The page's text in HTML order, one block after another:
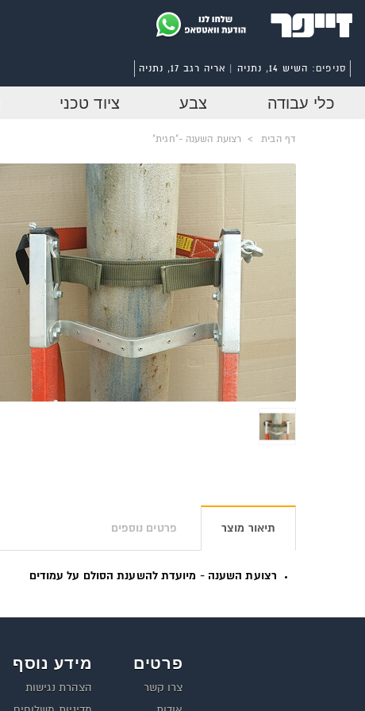
סניפים: השיש 14, נתניה | אריה רגב 17, נתניה
כלי עבודה צבע ציוד טכני
דף הבית > רצועת השענה -"חגית"
תיאור מוצר פרטים נוספים
רצועת השענה - מיועדת להשענת הסולם על עמודים
פרטים
צרו קשר
מידע נוסף
הצהרת נגישות